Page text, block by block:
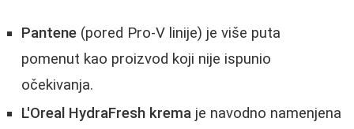
Pantene (pored Pro-V linije) je više puta
pomenut kao proizvod koji nije ispunio
očekivanja.
L'Oreal HydraFresh krema je navodno namenjena